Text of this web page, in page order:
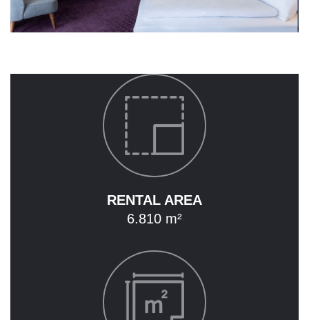
NEWS
ACQUISITION
ASSOCIATED COMPANIES
OUR PROPERTIES
MIXED USE PROPERTIES
LAND DEVELOPMENT
RENTAL AREA
6.810 m²